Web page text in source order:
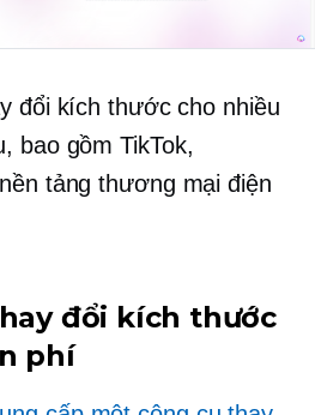
đổi kích thước cho nhiều
bao gồm TikTok,
tảng thương mại điện
đổi kích thước
phí